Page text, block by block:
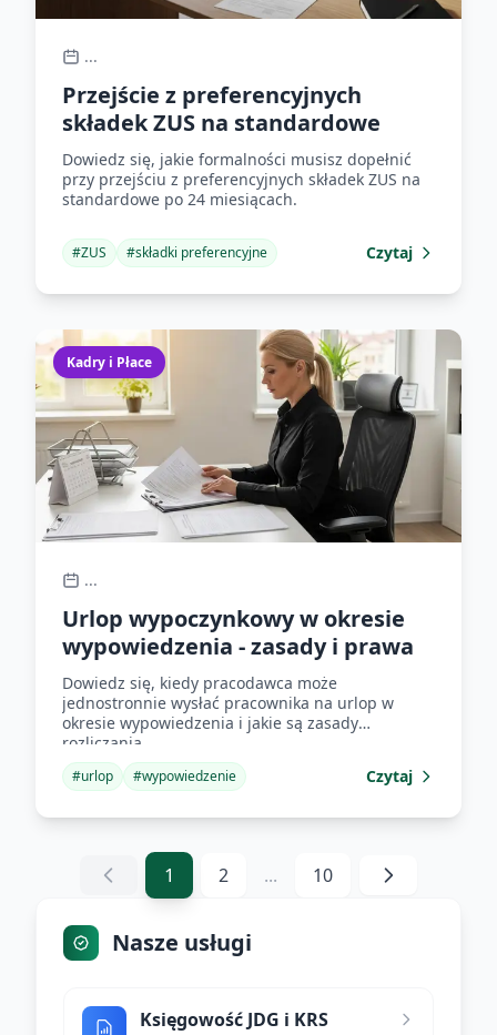
...
Przejście z preferencyjnych
składek ZUS na standardowe
Dowiedz się, jakie formalności musisz dopełnić
przy przejściu z preferencyjnych składek ZUS na
standardowe po 24 miesiącach.
#ZUS #składki preferencyjne Czytaj
Kadry i Płace
...
Urlop wypoczynkowy w okresie
wypowiedzenia - zasady i prawa
Dowiedz się, kiedy pracodawca może
jednostronnie wysłać pracownika na urlop w
okresie wypowiedzenia i jakie są zasady
rozliczania.
#urlop #wypowiedzenie Czytaj
1 2 ... 10
Nasze usługi
Księgowość JDG i KRS